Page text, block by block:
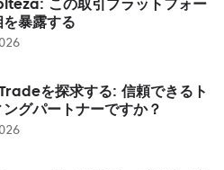
暴露する
を探求する: 信頼できるト
ングパートナーですか？